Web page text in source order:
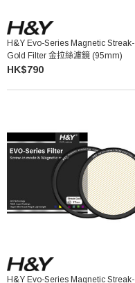
H&Y Evo-Series Magnetic Streak-
Gold Filter 金拉絲濾鏡 (95mm)
HK$790
H&Y Evo-Series Magnetic Streak-